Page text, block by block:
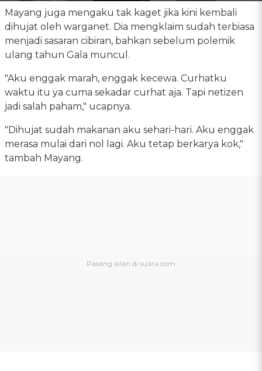
Mayang juga mengaku tak kaget jika kini kembali
dihujat oleh warganet. Dia mengklaim sudah terbiasa
menjadi sasaran cibiran, bahkan sebelum polemik
ulang tahun Gala muncul.
"Aku enggak marah, enggak kecewa. Curhatku
waktu itu ya cuma sekadar curhat aja. Tapi netizen
jadi salah paham," ucapnya.
"Dihujat sudah makanan aku sehari-hari. Aku enggak
merasa mulai dari nol lagi. Aku tetap berkarya kok,"
tambah Mayang.